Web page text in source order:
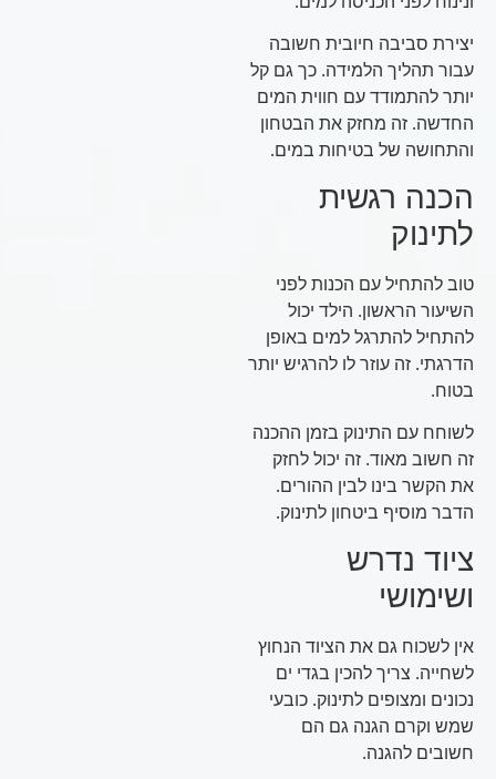
יצירת סביבה חיובית חשובה
עבור תהליך הלמידה. כך גם קל
יותר להתמודד עם חווית המים
החדשה. זה מחזק את הבטחון
והתחושה של בטיחות במים.
הכנה רגשית
לתינוק
טוב להתחיל עם הכנות לפני
השיעור הראשון. הילד יכול
להתחיל להתרגל למים באופן
הדרגתי. זה עוזר לו להרגיש יותר
בטוח.
לשוחח עם התינוק בזמן ההכנה
זה חשוב מאוד. זה יכול לחזק
את הקשר בינו לבין ההורים.
הדבר מוסיף ביטחון לתינוק.
ציוד נדרש
ושימושי
אין לשכוח גם את הציוד הנחוץ
לשחייה. צריך להכין בגדי ים
נכונים ומצופים לתינוק. כובעי
שמש וקרם הגנה גם הם
חשובים להגנה.